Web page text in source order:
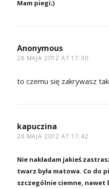
Mam piegi;)
Anonymous
28 MAJA 2012 AT 17:30
to czemu się zakrywasz
kapuczina
28 MAJA 2012 AT 17:42
Nie nakładam jakieś
twarz była matowa. Co do
szczególnie ciemne, nawet